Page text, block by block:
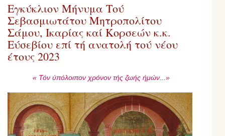
Εγκύκλιον Μήνυμα Τού
Σεβασμιωτάτου Μητροπολίτου
Σάμου, Ικαρίας καί Κορσεών κ.κ.
Εύσεβίου επί τή ανατολή τού νέου
έτους 2023
« Τόν ύπόλοιπον χρόνον τής ζωής ήμών...»